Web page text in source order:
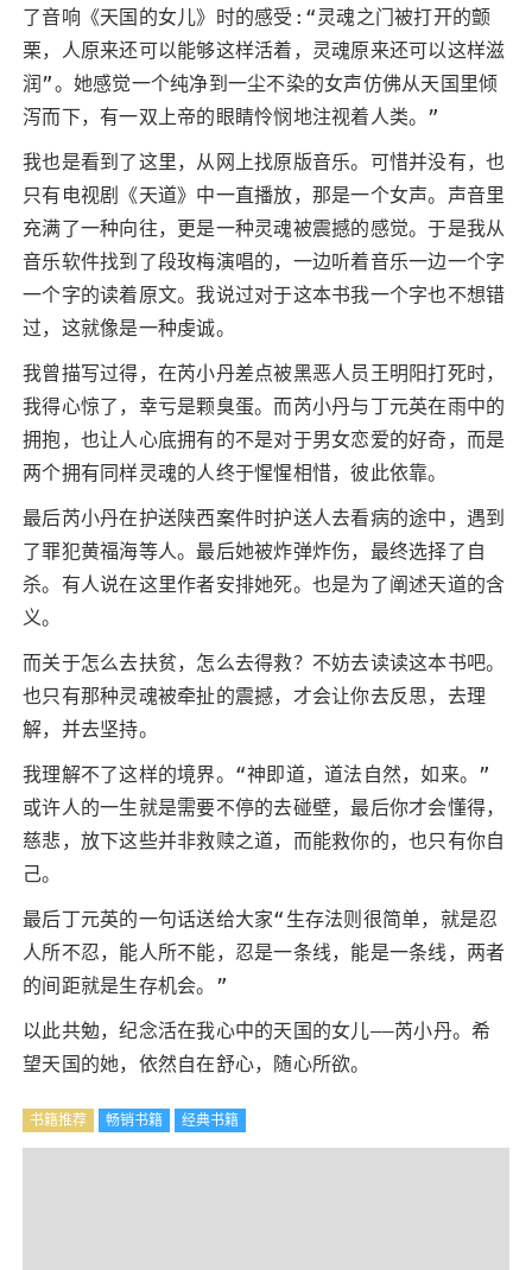
了音响《天国的女儿》时的感受:“灵魂之门被打开的颤
栗，人原来还可以能够这样活着，灵魂原来还可以这样滋
润”。她感觉一个纯净到一尘不染的女声仿佛从天国里倾
泻而下，有一双上帝的眼睛怜悯地注视着人类。”
我也是看到了这里，从网上找原版音乐。可惜并没有，也
只有电视剧《天道》中一直播放，那是一个女声。声音里
充满了一种向往，更是一种灵魂被震撼的感觉。于是我从
音乐软件找到了段玫梅演唱的，一边听着音乐一边一个字
一个字的读着原文。我说过对于这本书我一个字也不想错
过，这就像是一种虔诚。
我曾描写过得，在芮小丹差点被黑恶人员王明阳打死时，
我得心惊了，幸亏是颗臭蛋。而芮小丹与丁元英在雨中的
拥抱，也让人心底拥有的不是对于男女恋爱的好奇，而是
两个拥有同样灵魂的人终于惺惺相惜，彼此依靠。
最后芮小丹在护送陕西案件时护送人去看病的途中，遇到
了罪犯黄福海等人。最后她被炸弹炸伤，最终选择了自
杀。有人说在这里作者安排她死。也是为了阐述天道的含
义。
而关于怎么去扶贫，怎么去得救？不妨去读读这本书吧。
也只有那种灵魂被牵扯的震撼，才会让你去反思，去理
解，并去坚持。
我理解不了这样的境界。“神即道，道法自然，如来。”
或许人的一生就是需要不停的去碰壁，最后你才会懂得，
慈悲，放下这些并非救赎之道，而能救你的，也只有你自
己。
最后丁元英的一句话送给大家“生存法则很简单，就是忍
人所不忍，能人所不能，忍是一条线，能是一条线，两者
的间距就是生存机会。”
以此共勉，纪念活在我心中的天国的女儿——芮小丹。希
望天国的她，依然自在舒心，随心所欲。
书籍推荐 畅销书籍 经典书籍